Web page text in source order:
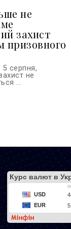
не
захист
призовного
серпня,
не
...